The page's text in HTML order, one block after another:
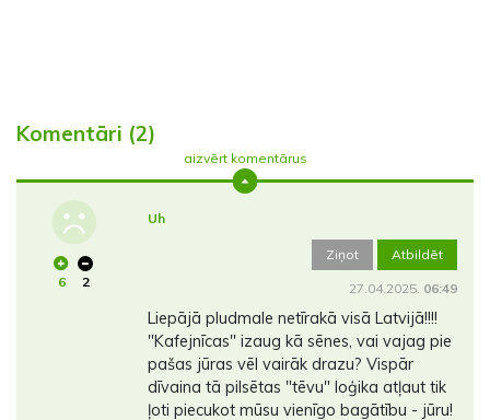
Komentāri (2)
aizvērt komentārus
6 2
Uh
Ziņot Atbildēt
27.04.2025. 06:49
Liepājā pludmale netīrakā visā Latvijā!!!!
"Kafejnīcas" izaug kā sēnes, vai vajag pie
pašas jūras vēl vairāk drazu? Vispār
dīvaina tā pilsētas "tēvu" loģika atļaut tik
ļoti piecukot mūsu vienīgo bagātību - jūru!